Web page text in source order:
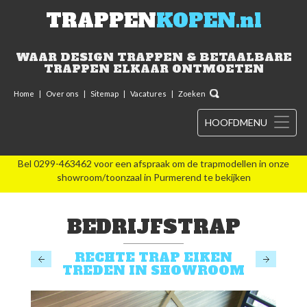
TRAPPENKOPEN.nl
WAAR DESIGN TRAPPEN & BETAALBARE
TRAPPEN ELKAAR ONTMOETEN
Home | Over ons | Sitemap | Vacatures | Zoeken
HOOFDMENU
Bel 0299-463462 voor een afspraak om de trapmodellen in onze
showroom/toonzaal in Purmerend te bekijken
BEDRIJFSTRAP
RECHTE TRAP EIKEN
TREDEN IN SHOWROOM